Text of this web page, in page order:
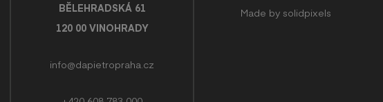
BĚLEHRADSKÁ 61
120 00 VINOHRADY
info@dapietropraha.cz
Made by solidpixels